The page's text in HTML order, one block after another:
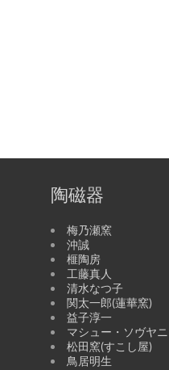
陶磁器
梅乃瀬窯
沖誠
榧陶房
工藤真人
清水なつ子
関太一郎(蓮華窯)
益子淳一
マシュー・ソヴヤニ
松田窯(すこし屋)
鳥居明生